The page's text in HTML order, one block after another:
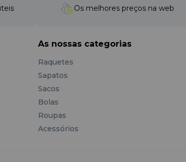
Os melhores preços na web
As nossas categorias
Raquetes
Sapatos
Sacos
Bolas
Roupas
Acessórios